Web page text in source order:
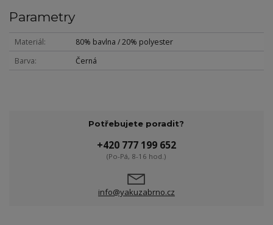
Parametry
Materiál
80% bavlna / 20% polyester
Barva
Černá
Potřebujete poradit?
+420 777 199 652
(Po-Pá, 8-16 hod.)
info@yakuzabrno.cz